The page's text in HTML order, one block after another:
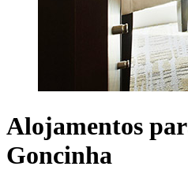
Alojamentos
Goncinha